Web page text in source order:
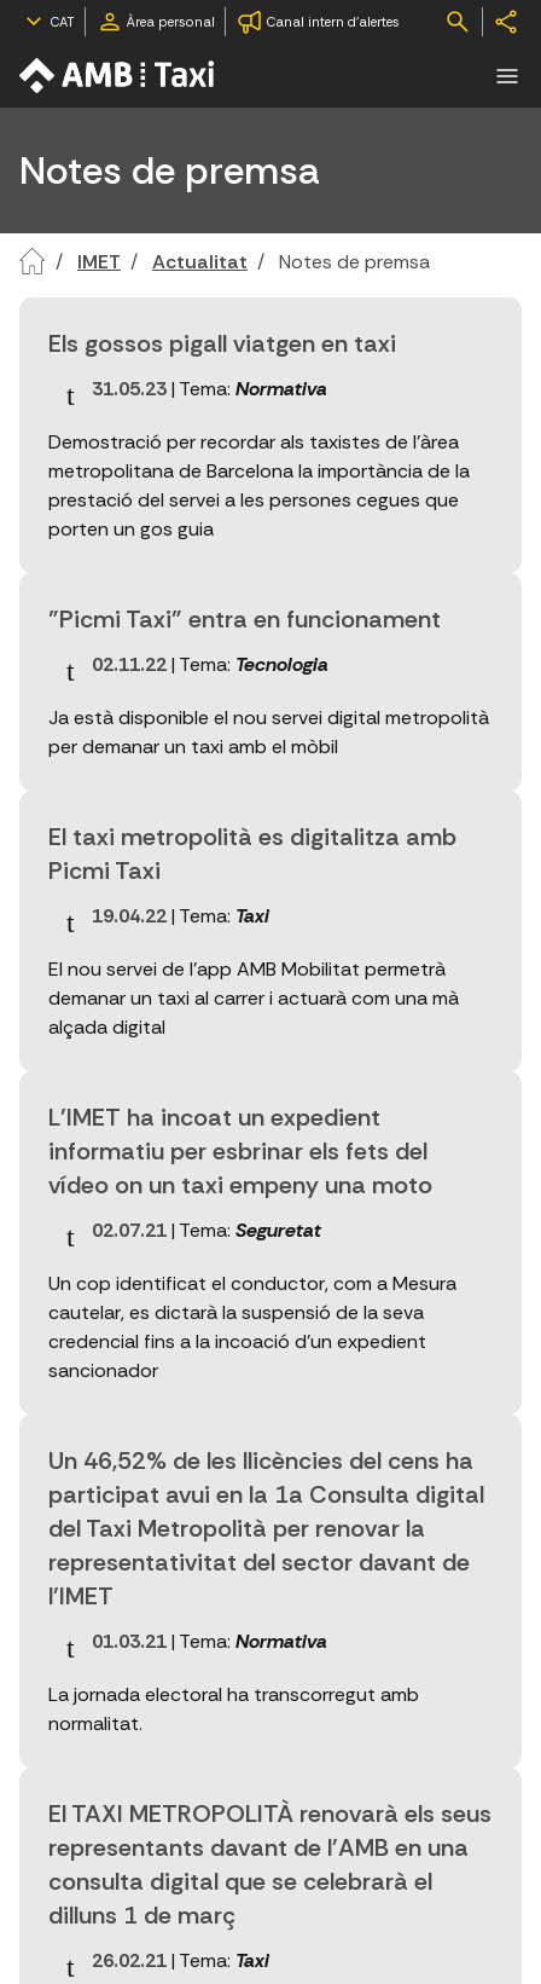
CAT Àrea personal Canal intern d'alertes
Notes de premsa
IMET Actualitat Notes de premsa
Els gossos pigall viatgen en taxi
31.05.23| Tema: Normativa
Demostració per recordar als taxistes de l'àrea
metropolitana de Barcelona la importància de la
prestació del servei a les persones cegues que
porten un gos guia
"Picmi Taxi" entra en funcionament
02.11.22| Tema: Tecnologia
Ja està disponible el nou servei digital metropolità
per demanar un taxi amb el mòbil
El taxi metropolità es digitalitza amb
Picmi Taxi
19.04.22| Tema: Taxi
El nou servei de l'app AMB Mobilitat permetrà
demanar un taxi al carrer i actuarà com una mà
alçada digital
L'IMET ha incoat un expedient
informatiu per esbrinar els fets del
vídeo on un taxi empeny una moto
02.07.21| Tema: Seguretat
Un cop identificat el conductor, com a Mesura
cautelar, es dictarà la suspensió de la seva
credencial fins a la incoació d'un expedient
sancionador
Un 46,52% de les llicències del cens ha
participat avui en la 1a Consulta digital
del Taxi Metropolità per renovar la
representativitat del sector davant de
l'IMET
01.03.21| Tema: Normativa
La jornada electoral ha transcorregut amb
normalitat.
El TAXI METROPOLITÀ renovarà els seus
representants davant de l'AMB en una
consulta digital que se celebrarà el
dilluns 1 de març
26.02.21| Tema: Taxi